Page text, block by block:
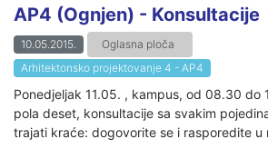
AP4 (Ognjen) - Konsultacije
10.05.2015.
Oglasna ploča
Arhitektonsko projektovanje 4 - AP4
Ponedjeljak 11.05. , kampus, od 08.30 do
pola deset, konsultacije sa svakim
trajati kraće: dogovorite se i rasporedite u